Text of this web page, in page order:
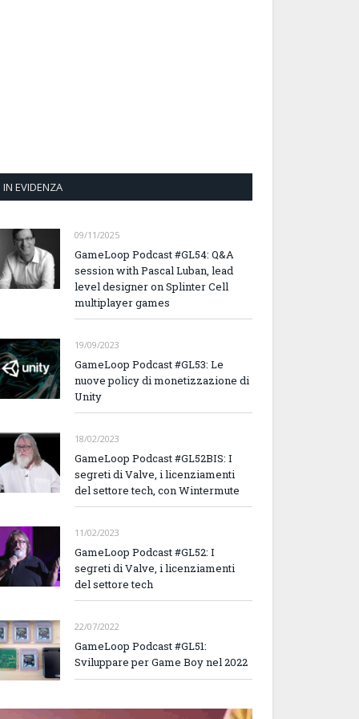
IN EVIDENZA
09/11/2025
GameLoop Podcast #GL54: Q&A
session with Pascal Luban, lead
level designer on Splinter Cell
multiplayer games
19/09/2023
GameLoop Podcast #GL53: Le
nuove policy di monetizzazione di
Unity
18/02/2023
GameLoop Podcast #GL52BIS: I
segreti di Valve, i licenziamenti
del settore tech, con Wintermute
11/02/2023
GameLoop Podcast #GL52: I
segreti di Valve, i licenziamenti
del settore tech
22/07/2022
GameLoop Podcast #GL51:
Sviluppare per Game Boy nel 2022